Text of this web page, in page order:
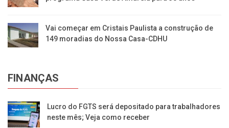
Vai começar em Cristais Paulista a construção de
149 moradias do Nossa Casa-CDHU
FINANÇAS
Lucro do FGTS será depositado para trabalhadores
neste mês; Veja como receber